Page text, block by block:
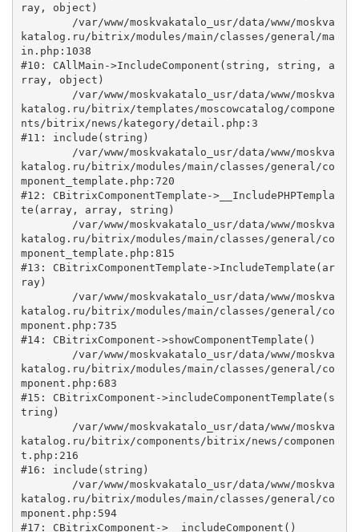
ray, object)
katalog.ru/bitrix/modules/main/classes/general/ma
in.php:1038
#10: CAllMain->IncludeComponent(string, string, a
rray, object)
katalog.ru/bitrix/templates/moscowcatalog/compone
nts/bitrix/news/kategory/detail.php:3
#11: include(string)
katalog.ru/bitrix/modules/main/classes/general/co
mponent_template.php:720
#12: CBitrixComponentTemplate->__IncludePHPTempla
te(array, array, string)
katalog.ru/bitrix/modules/main/classes/general/co
mponent_template.php:815
#13: CBitrixComponentTemplate->IncludeTemplate(ar
ray)
katalog.ru/bitrix/modules/main/classes/general/co
mponent.php:735
#14: CBitrixComponent->showComponentTemplate()
katalog.ru/bitrix/modules/main/classes/general/co
mponent.php:683
#15: CBitrixComponent->includeComponentTemplate(s
tring)
katalog.ru/bitrix/components/bitrix/news/componen
t.php:216
#16: include(string)
katalog.ru/bitrix/modules/main/classes/general/co
mponent.php:594
#17: CBitrixComponent->__includeComponent()